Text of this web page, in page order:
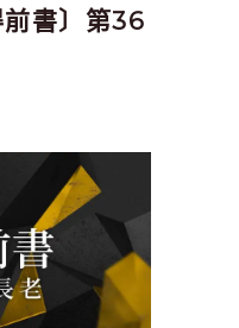
書〕第36